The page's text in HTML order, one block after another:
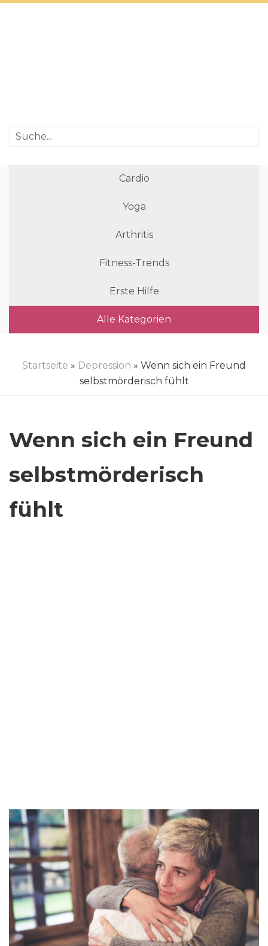
Cardio
Yoga
Arthritis
Fitness-Trends
Erste Hilfe
Alle Kategorien
Startseite » Depression » Wenn sich ein Freund
selbstmörderisch fühlt
Wenn sich ein Freund
selbstmörderisch
fühlt